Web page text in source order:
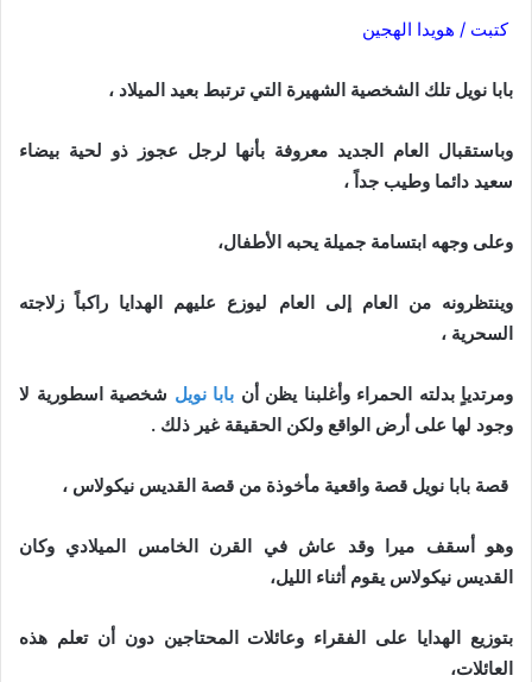
كتبت / هويدا الهجين
بابا نويل تلك الشخصية الشهيرة التي ترتبط بعيد الميلاد ،
وباستقبال العام الجديد معروفة بأنها لرجل عجوز ذو لحية بيضاء
سعيد دائما وطيب جداً ،
وعلى وجهه ابتسامة جميلة يحبه الأطفال،
وينتظرونه من العام إلى العام ليوزع عليهم الهدايا راكباً زلاجته
السحرية ،
ومرتدياٍ بدلته الحمراء وأغلبنا يظن أن بابا نويل شخصية اسطورية لا
وجود لها على أرض الواقع ولكن الحقيقة غير ذلك .
قصة بابا نويل قصة واقعية مأخوذة من قصة القديس نيكولاس ،
وهو أسقف ميرا وقد عاش في القرن الخامس الميلادي وكان
القديس نيكولاس يقوم أثناء الليل،
بتوزيع الهدايا على الفقراء وعائلات المحتاجين دون أن تعلم هذه
العائلات،